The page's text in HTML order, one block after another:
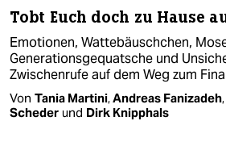
Tobt Euch doch zu Hause
Emotionen, Wattebäuschchen,
Generationsgequatsche und
Zwischenrufe auf dem Weg zum
Von Tania Martini,Andreas Fanizadeh,
Scheder und Dirk Knipphals